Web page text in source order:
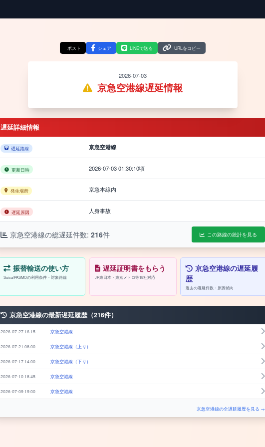
ポスト シェア LINEで送る URLをコピー
2026-07-03
京急空港線遅延情報
遅延詳細情報
遅延路線 京急空港線
更新日時 2026-07-03 01:30:10頃
発生場所 京急本線内
遅延原因 人身事故
京急空港線の総遅延件数: 216件 この路線の統計を見る
振替輸送の使い方
Suica/PASMOの利用条件・対象路線
遅延証明書をもらう
JR東日本・東京メトロ等18社対応
京急空港線の遅延履
歴
過去の遅延件数・原因傾向
京急空港線の最新遅延履歴（216件）
2026-07-27 16:15 京急空港線
2026-07-21 08:00 京急空港線（上り）
2026-07-17 14:00 京急空港線（下り）
2026-07-10 18:45 京急空港線
2026-07-09 19:00 京急空港線
京急空港線の全遅延履歴を見る →